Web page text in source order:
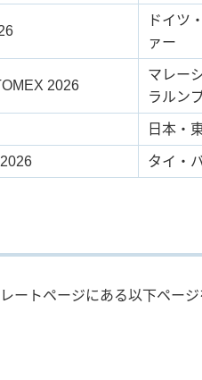
ドイツ
ァー
2026
マレー
ラルン
日本・
タイ・
ートページにある以下ページ